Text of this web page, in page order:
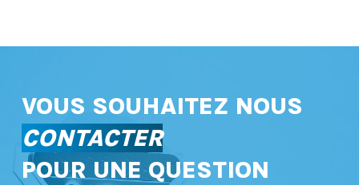
VOUS SOUHAITEZ NOUS
CONTACTER
POUR UNE QUESTION